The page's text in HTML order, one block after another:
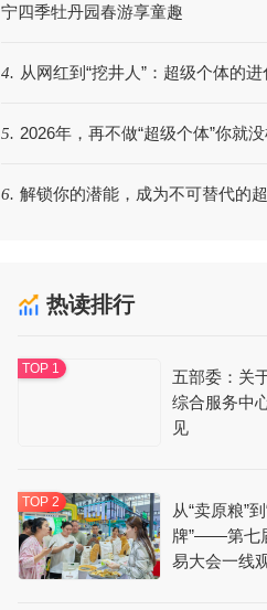
宁四季牡丹园春游享童趣
4. 从网红到“挖井人”：超级个体的
5. 2026年，再不做“超级个体”你就没
6. 解锁你的潜能，成为不可替代的
热读排行
五部委：关
综合服务中
见
从“卖原粮”
牌”——第七
易大会一线